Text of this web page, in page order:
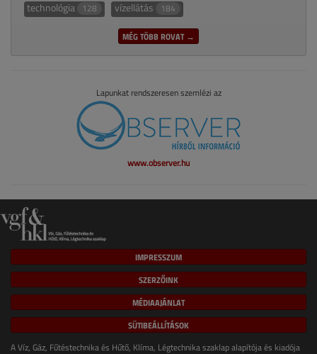
technológia 128 vízellátás 184
MÉG TÖBB ROVAT →
Lapunkat rendszeresen szemlézi az
www.observer.hu
IMPRESSZUM
SZERZŐINK
MÉDIAAJÁNLAT
SÜTIBEÁLLÍTÁSOK
A Víz, Gáz, Fűtéstechnika és Hűtő, Klíma, Légtechnika szaklap alapítója és kiadója